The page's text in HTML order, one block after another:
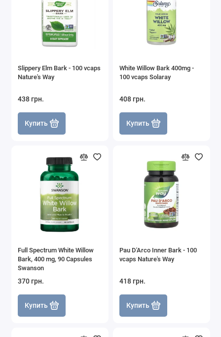
Slippery Elm Bark - 100 vcaps
Nature's Way
438 грн.
Купить
White Willow Bark 400mg -
100 vcaps Solaray
408 грн.
Купить
Full Spectrum White Willow
Bark, 400 mg, 90 Capsules
Swanson
370 грн.
Купить
Pau D'Arco Inner Bark - 100
vcaps Nature's Way
418 грн.
Купить